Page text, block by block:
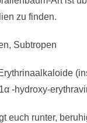
zu finden.
Subtropen
-hydroxy-
euch runter,